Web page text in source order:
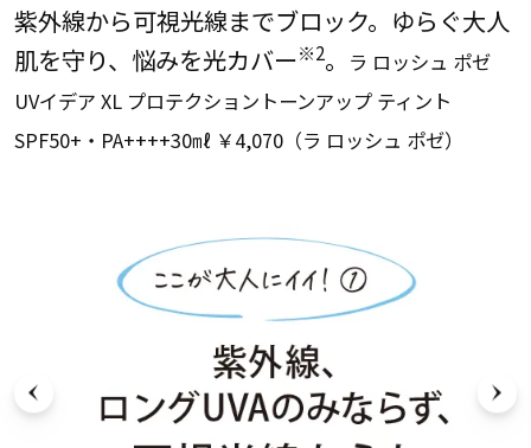
紫外線から可視光線までブロック。ゆらぐ大人
肌を守り、悩みを光カバー※2。
ラ ロッシュ ポゼ
UVイデア XL プロテクショントーンアップ ティント
SPF50+・PA++++30㎖ ￥4,070（ラ ロッシュ ポゼ）